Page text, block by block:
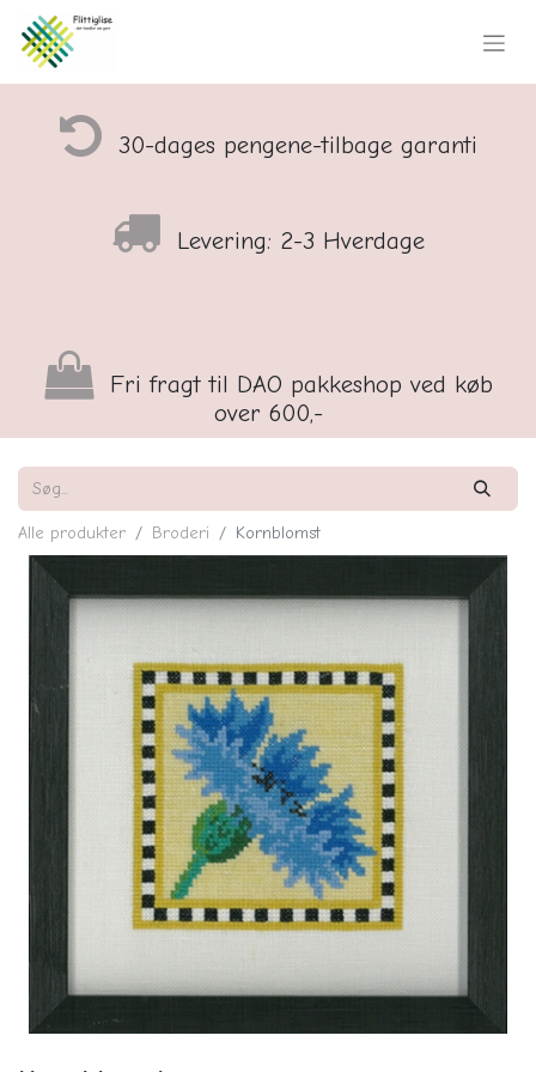
30-dages pengene-tilbage garanti
Levering: 2-3 Hverdage
Fri fragt til DAO pakkeshop ved køb
over 600,-
Alle produkter Broderi Kornblomst